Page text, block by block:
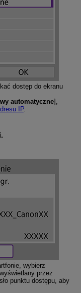
dostęp do ekranu
automatyczne],
IP.
.
wybierz
przez
punktu dostępu, aby